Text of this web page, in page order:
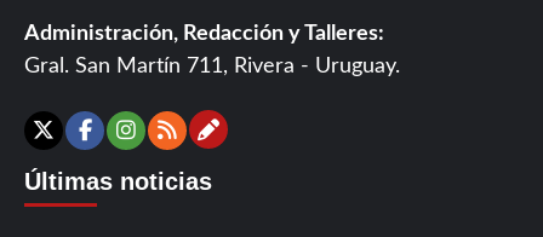
Administración, Redacción y Talleres:
Gral. San Martín 711, Rivera - Uruguay.
X Facebook
Instagram
RSSContáctanos
Últimas noticias